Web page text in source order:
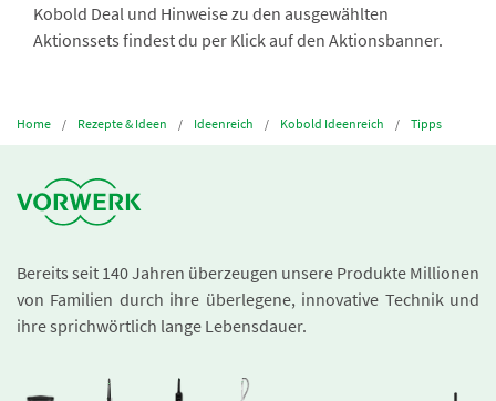
Kobold Deal und Hinweise zu den ausgewählten
Aktionssets findest du per Klick auf den Aktionsbanner.
Home Rezepte & Ideen Ideenreich Kobold Ideenreich Tipps
Bereits seit 140 Jahren überzeugen unsere Produkte Millionen
von Familien durch ihre überlegene, innovative Technik und
ihre sprichwörtlich lange Lebensdauer.